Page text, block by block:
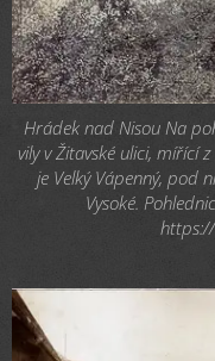
Hrádek nad Nisou Na
vily v Žitavské ulici, mířící
je Velký Vápenný, pod
Vysoké.